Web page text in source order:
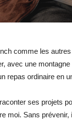
comme les
avec une
repas ordinaire en
ses projets
moi. Sans